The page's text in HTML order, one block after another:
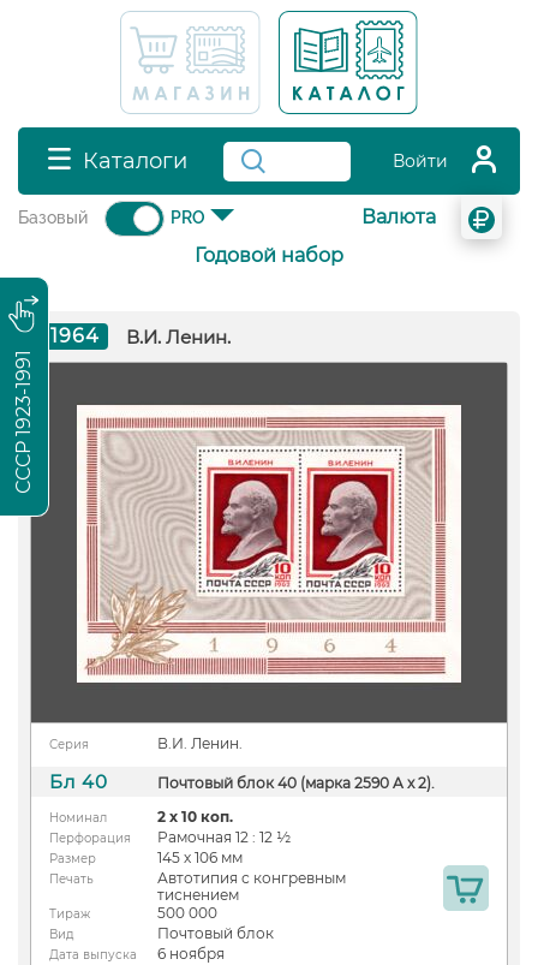
Каталоги Войти
Базовый PRO
Годовой набор
Валюта
1964 В.И. Ленин.
Серия В.И. Ленин.
Бл 40 Почтовый блок 40 (марка 2590 A x 2).
Номинал 2 х 10 коп.
Перфорация Рамочная 12 : 12 ½
Размер 145 х 106 мм
Печать
Автотипия с конгревным
тиснением
Тираж 500 000
Вид Почтовый блок
Дата выпуска 6 ноября
СССР 1923-1991